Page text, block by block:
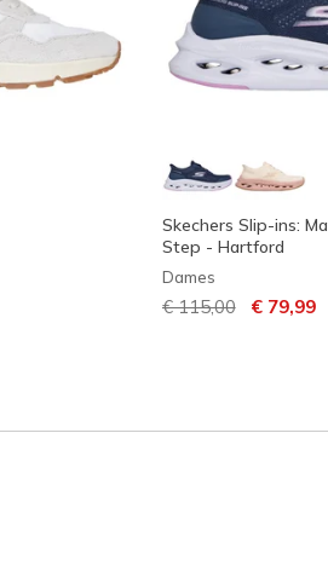
Skechers Slip-ins:
Step - Hartford
Dames
Prijs verlaagd van
€ 115,00naar
€ 79,99